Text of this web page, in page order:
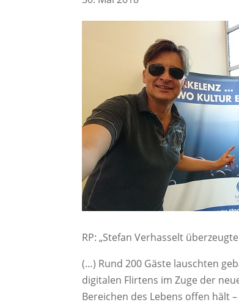
RP: „Stefan Verhasselt
(…) Rund 200 Gäste lauschten
digitalen Flirtens im Zuge der
Bereichen des Lebens offen hält